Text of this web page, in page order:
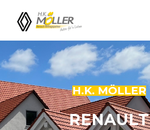
RENAULT
H.K. MÖLLER